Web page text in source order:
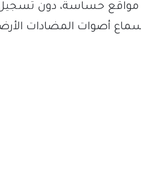
من مواقع حساسة، دون
أصوات المضادات